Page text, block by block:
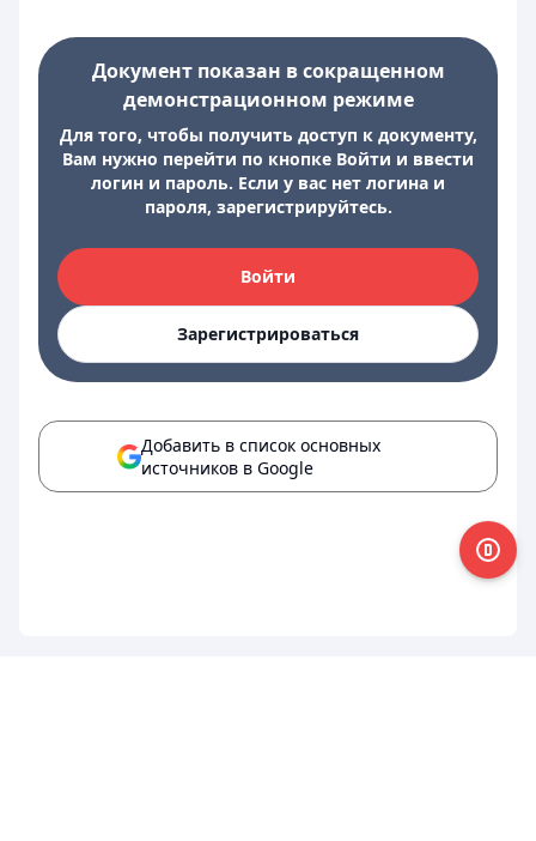
Документ показан в сокращенном
демонстрационном режиме
Для того, чтобы получить доступ к документу,
Вам нужно перейти по кнопке Войти и ввести
логин и пароль. Если у вас нет логина и
пароля, зарегистрируйтесь.
Войти
Зарегистрироваться
Добавить в список основных
источников в Google